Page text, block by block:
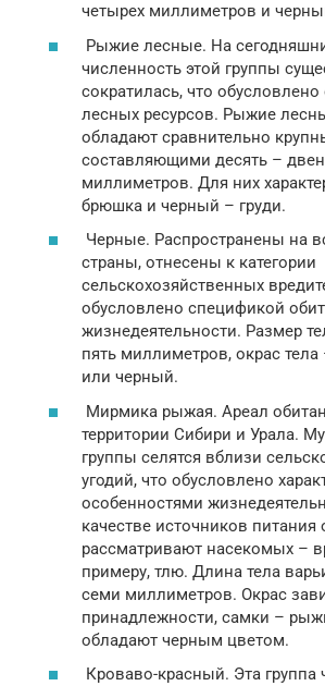
четырех миллиметров и
Рыжие лесные. На
численность этой группы
сократилась, что
лесных ресурсов. Рыжие
обладают сравнительно
составляющими десять –
миллиметров. Для них
брюшка и черный – груди.
Черные. Распространены на
страны, отнесены к категории
сельскохозяйственных
обусловлено спецификой
жизнедеятельности. Размер
пять миллиметров, окрас
или черный.
Мирмика рыжая. Ареал
территории Сибири и Урала.
группы селятся вблизи
угодий, что обусловлено
особенностями
качестве источников питания
рассматривают насекомых –
примеру, тлю. Длина тела
семи миллиметров. Окрас
принадлежности, самки –
обладают черным цветом.
Кроваво-красный. Эта группа